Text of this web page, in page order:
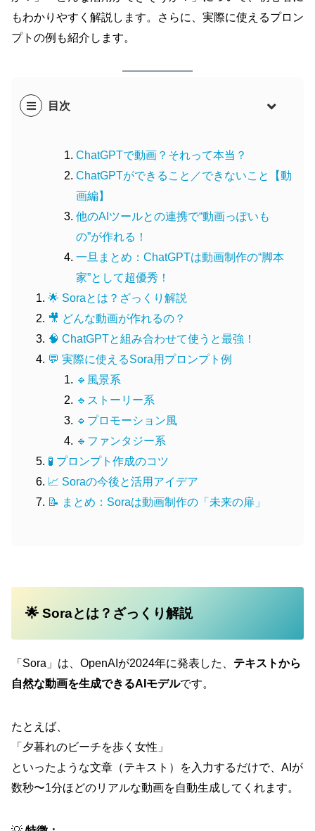
もわかりやすく解説します。さらに、実際に使えるプロン
プトの例も紹介します。
目次
ChatGPTで動画？それって本当？
ChatGPTができること／できないこと【動
画編】
他のAIツールとの連携で“動画っぽいも
の”が作れる！
一旦まとめ：ChatGPTは動画制作の“脚本
家”として超優秀！
🌟 Soraとは？ざっくり解説
🎥 どんな動画が作れるの？
🧠 ChatGPTと組み合わせて使うと最強！
💬 実際に使えるSora用プロンプト例
🔹風景系
🔹ストーリー系
🔹プロモーション風
🔹ファンタジー系
🧪 プロンプト作成のコツ
📈 Soraの今後と活用アイデア
📝 まとめ：Soraは動画制作の「未来の扉」
🌟 Soraとは？ざっくり解説
「Sora」は、OpenAIが2024年に発表した、 テキストから
自然な動画を生成できるAIモデルです。
たとえば、
「夕暮れのビーチを歩く女性」
といったような文章（テキスト）を入力するだけで、AIが
数秒〜1分ほどのリアルな動画を自動生成してくれます。